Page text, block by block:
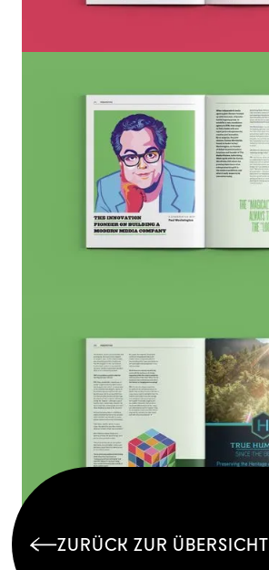
ZURÜCK ZUR ÜBERSICHT